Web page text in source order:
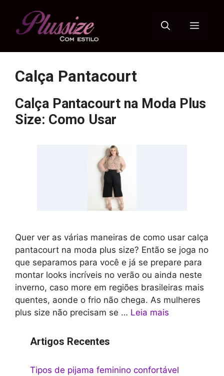
Menu
Calça Pantacourt
Calça Pantacourt na Moda Plus
Size: Como Usar
Quer ver as várias maneiras de como usar calça
pantacourt na moda plus size? Então se joga no
que separamos para você e já se prepare para
montar looks incríveis no verão ou ainda neste
inverno, caso more em regiões brasileiras mais
quentes, aonde o frio não chega. As mulheres
plus size não precisam se … Leia mais
Artigos Recentes
Tipos de pijama feminino confortável